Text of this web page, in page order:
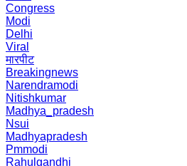
Congress
Modi
Delhi
Viral
मारपीट
Breakingnews
Narendramodi
Nitishkumar
Madhya_pradesh
Nsui
Madhyapradesh
Pmmodi
Rahulgandhi